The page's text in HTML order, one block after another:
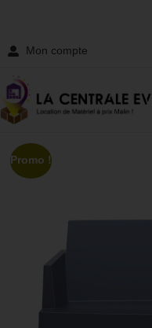
Mon compte
Promo !